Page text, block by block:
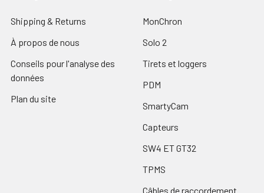
Shipping & Returns
À propos de nous
Conseils pour l'analyse des
données
Plan du site
MonChron
Solo 2
Tirets et loggers
PDM
SmartyCam
Capteurs
SW4 ET GT32
TPMS
Câbles de raccordement